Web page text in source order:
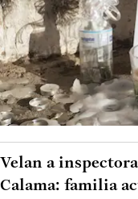
Velan a
Calama: familia